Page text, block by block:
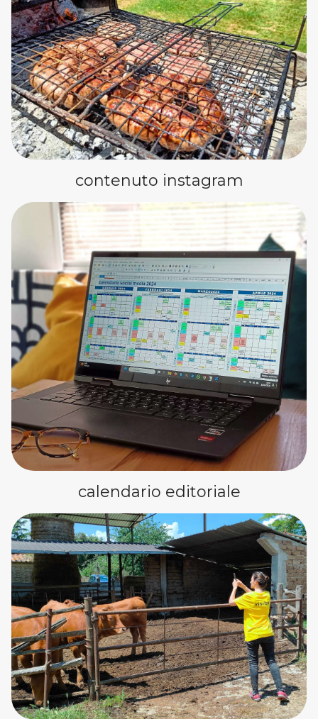
contenuto instagram
calendario editoriale